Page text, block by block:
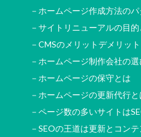
－ホームページ作成方法の
－サイトリニューアルの目
－CMSのメリットデメリット
－ホームページ制作会社の
－ホームページの保守とは
－ホームページの更新代行と
－ページ数の多いサイトは
－SEOの王道は更新とコンテ